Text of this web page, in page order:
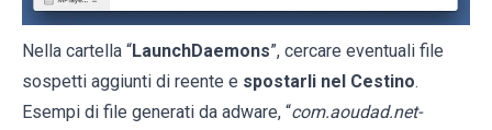
Nella cartella “LaunchDaemons”, cercare eventuali file
sospetti aggiunti di reente e spostarli nel Cestino.
Esempi di file generati da adware, “com.aoudad.net-